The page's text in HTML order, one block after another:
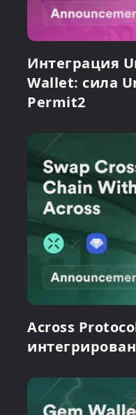
Интеграция
Wallet: сила
Permit2
Across